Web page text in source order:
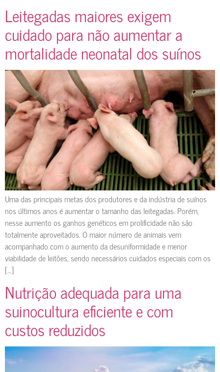
Leitegadas maiores exigem
cuidado para não aumentar a
mortalidade neonatal dos suínos
Uma das principais metas dos produtores e da indústria de suínos
nos últimos anos é aumentar o tamanho das leitegadas. Porém,
nesse aumento os ganhos genéticos em prolificidade não são
totalmente aproveitados. O maior número de animais vem
acompanhado com o aumento da desuniformidade e menor
viabilidade de leitões, sendo necessários cuidados especiais com os
[…]
Nutrição adequada para uma
suinocultura eficiente e com
custos reduzidos